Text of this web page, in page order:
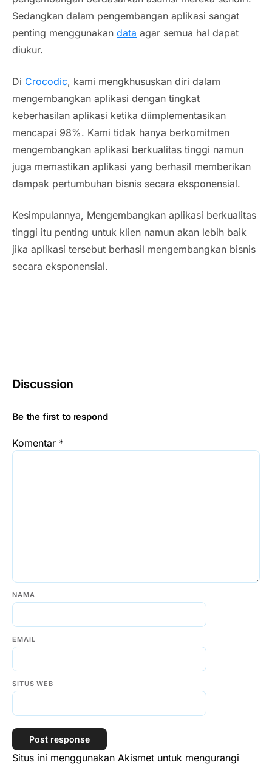
Sedangkan dalam pengembangan aplikasi sangat
penting menggunakan data agar semua hal dapat
diukur.
Di Crocodic, kami mengkhususkan diri dalam
mengembangkan aplikasi dengan tingkat
keberhasilan aplikasi ketika diimplementasikan
mencapai 98%. Kami tidak hanya berkomitmen
mengembangkan aplikasi berkualitas tinggi namun
juga memastikan aplikasi yang berhasil memberikan
dampak pertumbuhan bisnis secara eksponensial.
Kesimpulannya, Mengembangkan aplikasi berkualitas
tinggi itu penting untuk klien namun akan lebih baik
jika aplikasi tersebut berhasil mengembangkan bisnis
secara eksponensial.
Discussion
Be the first to respond
Komentar *
NAMA
EMAIL
SITUS WEB
Situs ini menggunakan Akismet untuk mengurangi